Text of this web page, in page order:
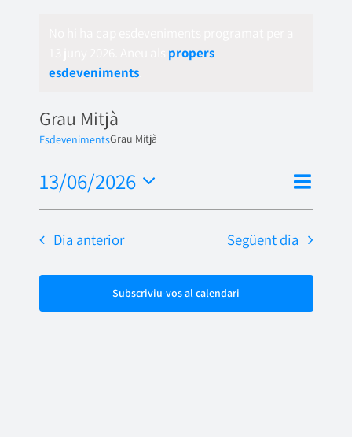
propers
esdeveniments.
Grau Mitjà
EsdevenimentsGrau Mitjà
Vistes
de
Dia
13/06/2026
Selecciona
una
data.
Dia anterior Següent dia
Subscriviu-vos al calendari